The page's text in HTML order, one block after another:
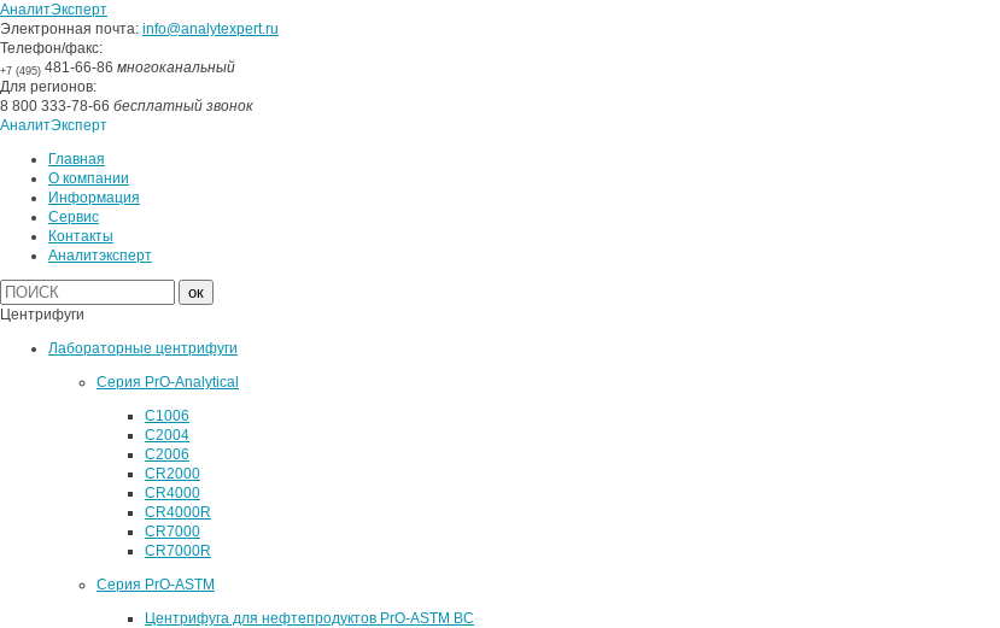
АналитЭксперт
Электронная почта: info@analytexpert.ru
Телефон/факс:
+7 (495) 481-66-86 многоканальный
Для регионов:
8 800 333-78-66 бесплатный звонок
АналитЭксперт
Главная
О компании
Информация
Сервис
Контакты
Аналитэксперт
Центрифуги
Лабораторные центрифуги
Серия PrO-Analytical
C1006
C2004
C2006
CR2000
CR4000
CR4000R
CR7000
CR7000R
Серия PrO-ASTM
Центрифуга для нефтепродуктов PrO-ASTM BC